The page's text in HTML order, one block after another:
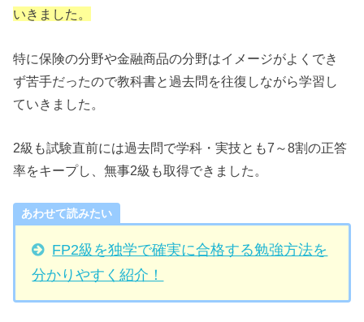
いきました。
特に保険の分野や金融商品の分野はイメージがよくでき
ず苦手だったので教科書と過去問を往復しながら学習し
ていきました。
2級も試験直前には過去問で学科・実技とも7～8割の正答
率をキープし、無事2級も取得できました。
あわせて読みたい
FP2級を独学で確実に合格する勉強方法を
分かりやすく紹介！